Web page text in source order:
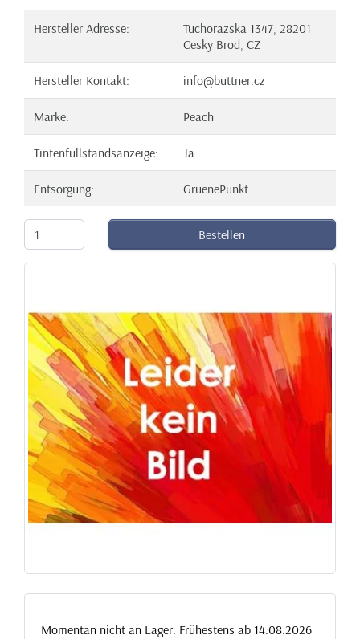
Hersteller Adresse:
Tuchorazska 1347, 28201
Cesky Brod, CZ
Hersteller Kontakt: info@buttner.cz
Marke: Peach
Tintenfüllstandsanzeige: Ja
Entsorgung: GruenePunkt
Bestellen
Momentan nicht an Lager. Frühestens ab 14.08.2026